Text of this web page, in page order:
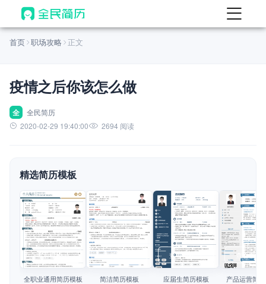
首页
AI 生成简历
AI 优化简历
AI 翻译简历
AI 模拟面试
面试自我介绍
AI 职场工具 New
简历模板
简历教程
首页 职场攻略 正文
疫情之后你该怎么做
全
全民简历
2020-02-29 19:40:00
2694 阅读
精选简历模板
查看模板
全职业通用简历模板
查看模板
简洁简历模板
查看模板
应届生简历模板
查看模板
产品运营简